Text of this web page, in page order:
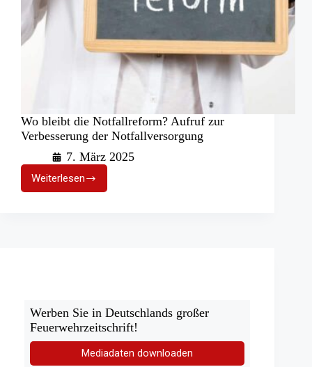
Wo bleibt die Notfallreform? Aufruf zur
Verbesserung der Notfallversorgung
7. März 2025
Weiterlesen
Wo
bleibt
Werben Sie in Deutschlands großer
Feuerwehrzeitschrift!
Mediadaten downloaden